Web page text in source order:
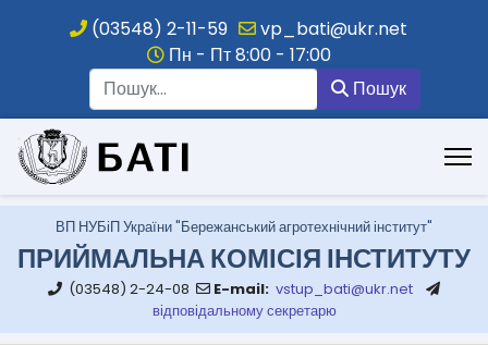
(03548) 2-11-59
vp_bati@ukr.net
Пн - Пт 8:00 - 17:00
Пошук
.
ВП НУБіП України "Бережанський агротехнічний інститут"
ПРИЙМАЛЬНА КОМІСІЯ ІНСТИТУТУ
(03548) 2-24-08 E-mail: vstup_bati@ukr.net
відповідальному секретарю